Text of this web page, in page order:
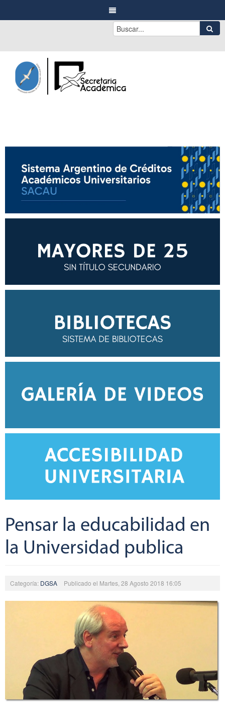
Pensar la educabilidad en
la Universidad publica
Categoría: DGSA Publicado el Martes, 28 Agosto 2018 16:05